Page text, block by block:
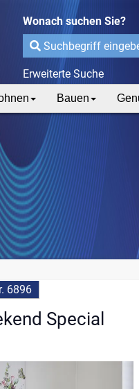
Wonach suchen Sie?
Erweiterte Suche
Bauen
6896
Special